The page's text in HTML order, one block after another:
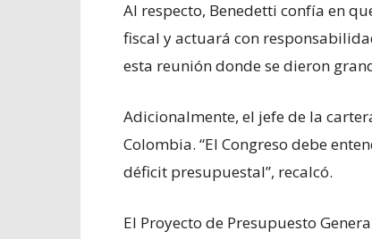
Al respecto, Benedetti confía en
fiscal y actuará con
esta reunión donde se dieron
Adicionalmente, el jefe de la
Colombia. “El Congreso debe
déficit presupuestal”, recalcó.
El Proyecto de Presupuesto